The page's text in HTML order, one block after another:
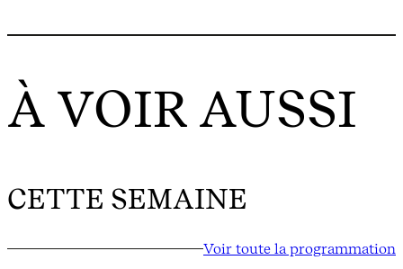
À VOIR AUSSI
CETTE SEMAINE
Voir toute la programmation